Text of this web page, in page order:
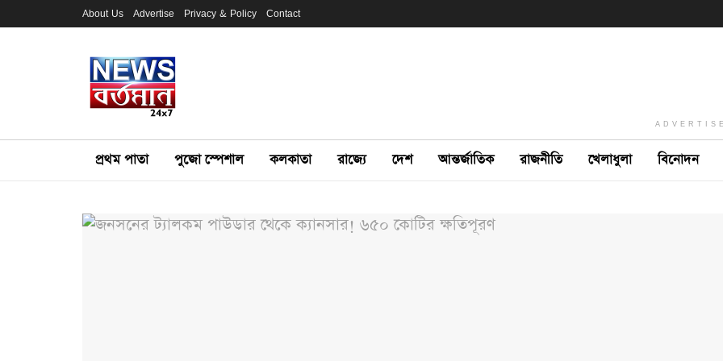
About Us Advertise Privacy & Policy Contact
প্রথম পাতা পুজো স্পেশাল কলকাতা রাজ্যে দেশ আন্তর্জাতিক রাজনীতি খেলাধুলা বিনোদন